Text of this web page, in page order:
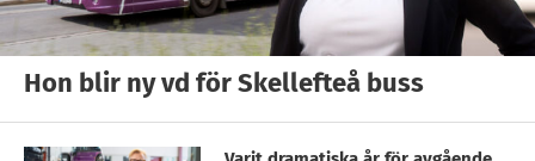
Hon blir ny vd för Skellefteå buss